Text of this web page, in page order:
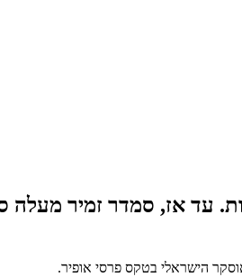
עד אז, סמדר זמיר מעלה
הישראלי בטקס פרסי אופיר.